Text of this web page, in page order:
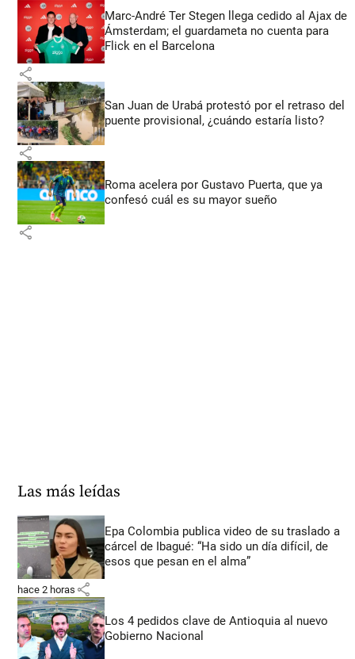
Marc-André Ter Stegen llega cedido al Ajax de
Ámsterdam; el guardameta no cuenta para
Flick en el Barcelona
share
San Juan de Urabá protestó por el retraso del
puente provisional, ¿cuándo estaría listo?
share
Roma acelera por Gustavo Puerta, que ya
confesó cuál es su mayor sueño
share
Las más leídas
Epa Colombia publica video de su traslado a
cárcel de Ibagué: “Ha sido un día difícil, de
esos que pesan en el alma”
hace 2 horas share
Los 4 pedidos clave de Antioquia al nuevo
Gobierno Nacional